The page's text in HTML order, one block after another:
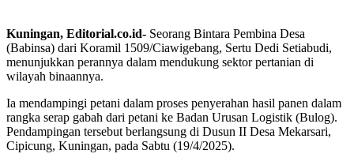
Kuningan, Editorial.co.id- Seorang Bintara Pembina Desa
(Babinsa) dari Koramil 1509/Ciawigebang, Sertu Dedi Setiabudi,
menunjukkan perannya dalam mendukung sektor pertanian di
wilayah binaannya.
Ia mendampingi petani dalam proses penyerahan hasil panen dalam
rangka serap gabah dari petani ke Badan Urusan Logistik (Bulog).
Pendampingan tersebut berlangsung di Dusun II Desa Mekarsari,
Cipicung, Kuningan, pada Sabtu (19/4/2025).